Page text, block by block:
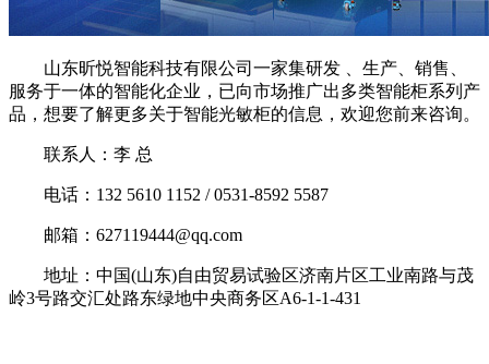
山东昕悦智能科技有限公司一家集研发 、生产、销售、
服务于一体的智能化企业，已向市场推广出多类智能柜系列产
品，想要了解更多关于智能光敏柜的信息，欢迎您前来咨询。
联系人：李 总
电话：132 5610 1152 / 0531-8592 5587
邮箱：627119444@qq.com
地址：中国(山东)自由贸易试验区济南片区工业南路与茂
岭3号路交汇处路东绿地中央商务区A6-1-1-431